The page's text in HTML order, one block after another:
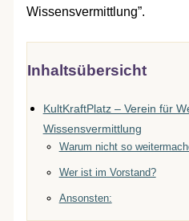
Wissensvermittlung”.
Inhaltsübersicht
KultKraftPlatz – Verein für
Wissensvermittlung
Warum nicht so
Wer ist im Vorstand?
Ansonsten: